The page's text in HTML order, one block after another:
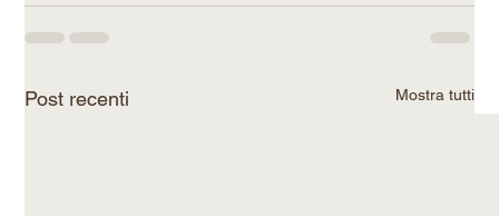
Post recenti Mostra tutti